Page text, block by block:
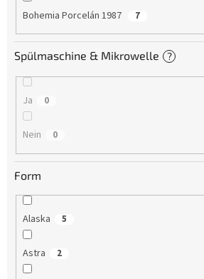
Bohemia Porcelán 1987 7
Spülmaschine & Mikrowelle ?
Ja 0
Nein 0
Form
Alaska 5
Astra 2